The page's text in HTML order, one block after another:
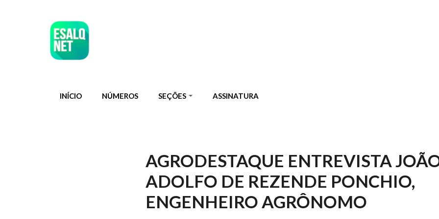
INÍCIO NÚMEROS SEÇÕES ASSINATURA
AGRODESTAQUE ENTREVISTA
ADOLFO DE REZENDE PONCHIO,
ENGENHEIRO AGRÔNOMO